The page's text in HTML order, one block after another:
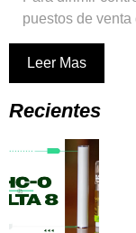
puestos de
Leer Mas
Recientes